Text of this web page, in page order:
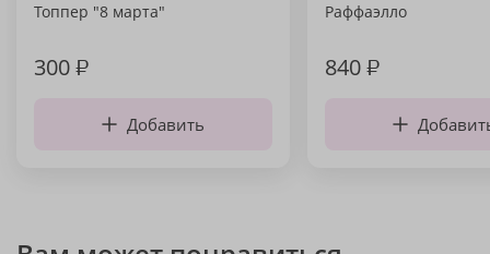
Топпер "8 марта"
300₽
Добавить
Раффаэлло
840₽